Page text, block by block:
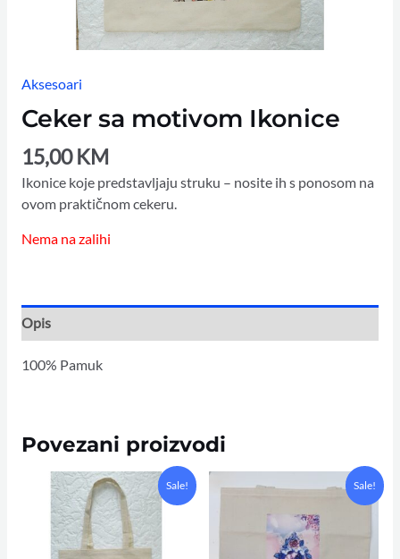
Aksesoari
Ceker sa motivom Ikonice
15,00KM
Ikonice koje predstavljaju struku – nosite ih s ponosom na
ovom praktičnom cekeru.
Nema na zalihi
Opis
100% Pamuk
Povezani proizvodi
Sale!
Original
price
was:
15,00 KM.
Current
price
is:
8,00 KM.
Sale!
was:
15,00 KM.
Current
is:
8,00 KM.